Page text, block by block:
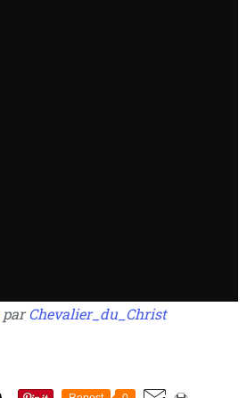
parChevalier_du_Christ